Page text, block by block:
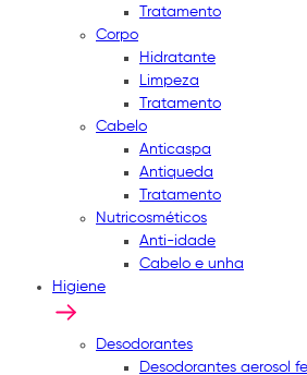
Tratamento
Corpo
Hidratante
Limpeza
Tratamento
Cabelo
Anticaspa
Antiqueda
Tratamento
Nutricosméticos
Anti-idade
Cabelo e unha
Higiene
Desodorantes
Desodorantes aerosol